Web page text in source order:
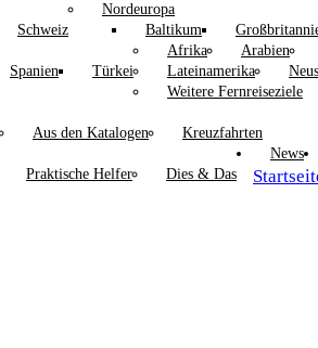
Schweiz
Nordeuropa
Baltikum
Spanien Türkei
Afrika Arabien
Lateinamerika
Weitere Fernreiseziele
Aus den Katalogen
Kreuzfahrten
Praktische Helfer Dies & Das
News